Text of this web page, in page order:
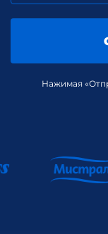
Нажимая